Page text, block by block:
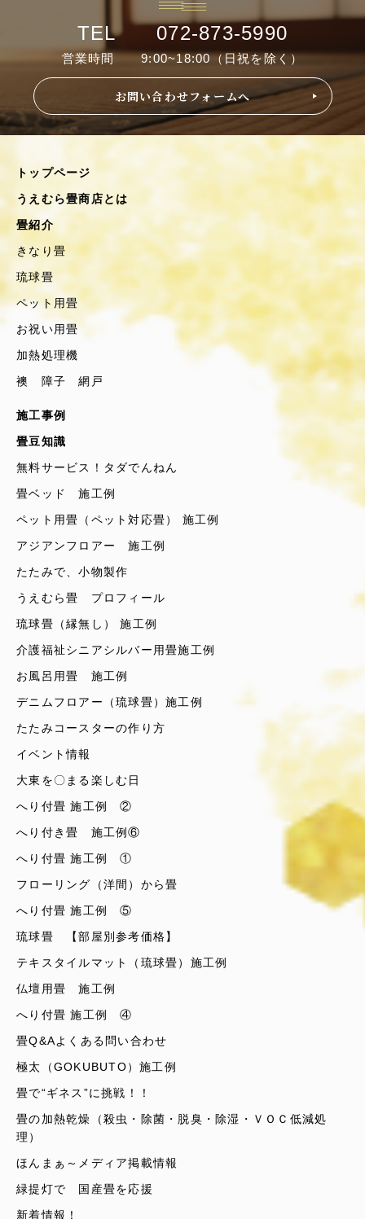
TEL 072-873-5990
営業時間 9:00~18:00（日祝を除く）
お問い合わせフォームへ
トップページ
うえむら畳商店とは
畳紹介
きなり畳
琉球畳
ペット用畳
お祝い用畳
加熱処理機
襖 障子 網戸
施工事例
畳豆知識
無料サービス！タダでんねん
畳ベッド 施工例
ペット用畳（ペット対応畳） 施工例
アジアンフロアー 施工例
たたみで、小物製作
うえむら畳 プロフィール
琉球畳（縁無し） 施工例
介護福祉シニアシルバー用畳施工例
お風呂用畳 施工例
デニムフロアー（琉球畳）施工例
たたみコースターの作り方
イベント情報
大東を〇まる楽しむ日
へり付畳 施工例 ②
へり付き畳 施工例⑥
へり付畳 施工例 ①
フローリング（洋間）から畳
へり付畳 施工例 ⑤
琉球畳 【部屋別参考価格】
テキスタイルマット（琉球畳）施工例
仏壇用畳 施工例
へり付畳 施工例 ④
畳Q&Aよくある問い合わせ
極太（GOKUBUTO）施工例
畳で“ギネス”に挑戦！！
畳の加熱乾燥（殺虫・除菌・脱臭・除湿・ＶＯＣ低減処
理）
ほんまぁ～メディア掲載情報
緑提灯で 国産畳を応援
新着情報！